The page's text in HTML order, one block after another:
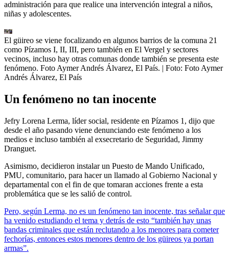
administración para que realice una intervención integral a niños,
niñas y adolescentes.
El güireo se viene focalizando en algunos barrios de la comuna 21
como Pízamos I, II, III, pero también en El Vergel y sectores
vecinos, incluso hay otras comunas donde también se presenta este
fenómeno. Foto Aymer Andrés Álvarez, El País. | Foto: Foto Aymer
Andrés Álvarez, El País
Un fenómeno no tan inocente
Jefry Lorena Lerma, líder social, residente en Pízamos 1, dijo que
desde el año pasando viene denunciando este fenómeno a los
medios e incluso también al exsecretario de Seguridad, Jimmy
Dranguet.
Asimismo, decidieron instalar un Puesto de Mando Unificado,
PMU, comunitario, para hacer un llamado al Gobierno Nacional y
departamental con el fin de que tomaran acciones frente a esta
problemática que se les salió de control.
Pero, según Lerma, no es un fenómeno tan inocente, tras señalar que
ha venido estudiando el tema y detrás de esto “también hay unas
bandas criminales que están reclutando a los menores para cometer
fechorías, entonces estos menores dentro de los güireos ya portan
armas”.